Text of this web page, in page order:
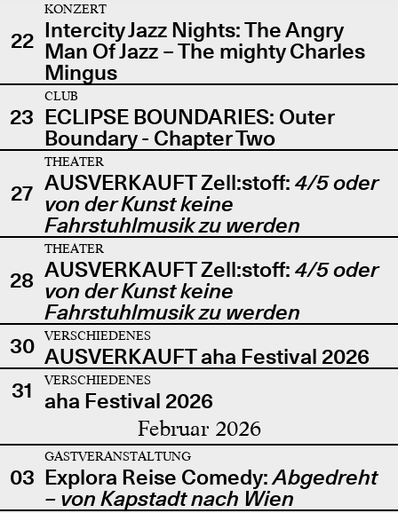
22
KONZERT
Intercity Jazz Nights: The Angry
Man Of Jazz – The mighty Charles
Mingus
23
CLUB
ECLIPSE BOUNDARIES: Outer
Boundary - Chapter Two
27
THEATER
AUSVERKAUFT Zell:stoff: 4/5 oder
von der Kunst keine
Fahrstuhlmusik zu werden
28
THEATER
AUSVERKAUFT Zell:stoff: 4/5 oder
von der Kunst keine
Fahrstuhlmusik zu werden
30
VERSCHIEDENES
AUSVERKAUFT aha Festival 2026
31
VERSCHIEDENES
aha Festival 2026
Februar 2026
03
GASTVERANSTALTUNG
Explora Reise Comedy:Abgedreht
– von Kapstadt nach Wien